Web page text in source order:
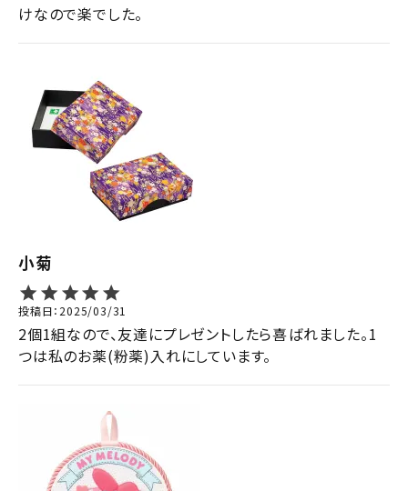
けなので楽でした。
小菊
投稿日 2025/03/31
2個1組なので、友達にプレゼントしたら喜ばれました。1
つは私のお薬(粉薬)入れにしています。